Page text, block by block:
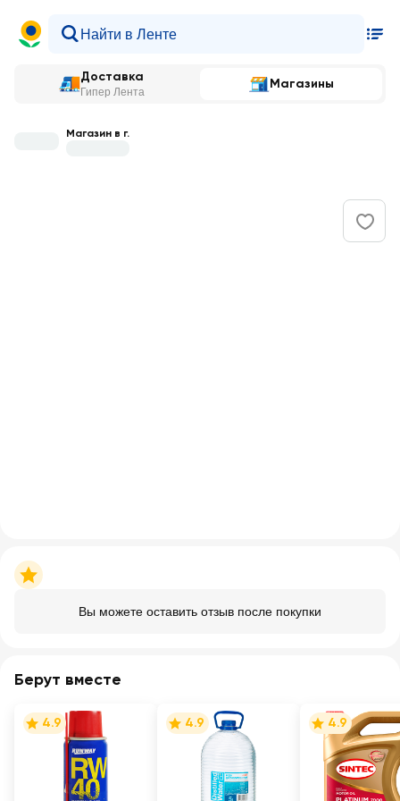
Доставка
Гипер Лента
Магазины
Магазин в г.
Вы можете оставить отзыв после покупки
Берут вместе
4.9 4.9 4.9